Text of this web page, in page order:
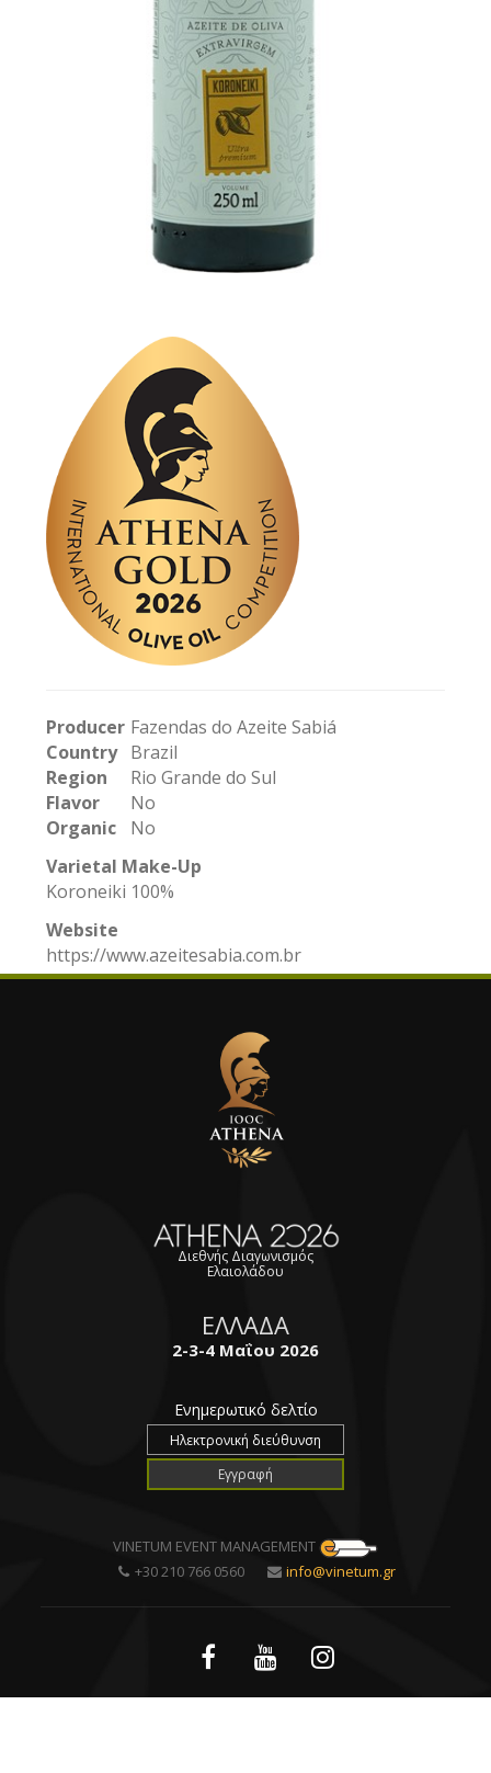
Producer Fazendas do Azeite Sabiá
Country Brazil
Region
Rio Grande do Sul
Flavor
No
Organic
No
Varietal Make-Up
Koroneiki 100%
Website
https://www.azeitesabia.com.br
Διεθνής Διαγωνισμός
Ελαιολάδου
ΕΛΛΑΔΑ
2-3-4 Μαΐου 2026
Ενημερωτικό δελτίο
VINETUM EVENT MANAGEMENT
+30 210 766 0560
info@vinetum.gr